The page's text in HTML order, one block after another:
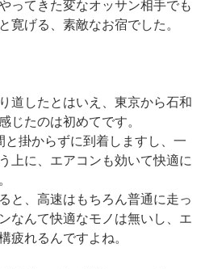
ってきた変なオッサン相手でも
寛げる、素敵なお宿でした。
道したとはいえ、東京から石和
じたのは初めてです。
掛からずに到着しますし、一
上に、エアコンも効いて快適に
と、高速はもちろん普通に走っ
なんて快適なモノは無いし、エ
疲れるんですよね。